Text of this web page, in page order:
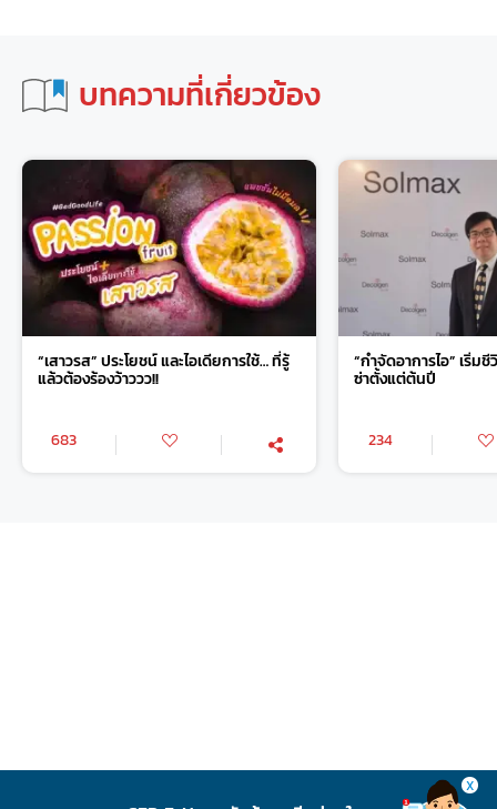
บทความที่เกี่ยวข้อง
“เสาวรส” ประโยชน์ และไอเดียการใช้… ที่รู้
แล้วต้องร้องว้าววว!!
683
“กำจัดอาการไอ” เริ่ม
ซ่าตั้งแต่ต้นปี
234
X